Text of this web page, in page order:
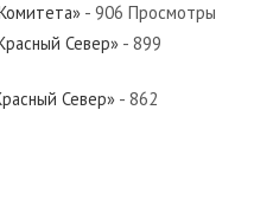
Север»
- 906 Просмотры
Север» - 899
Север» - 862